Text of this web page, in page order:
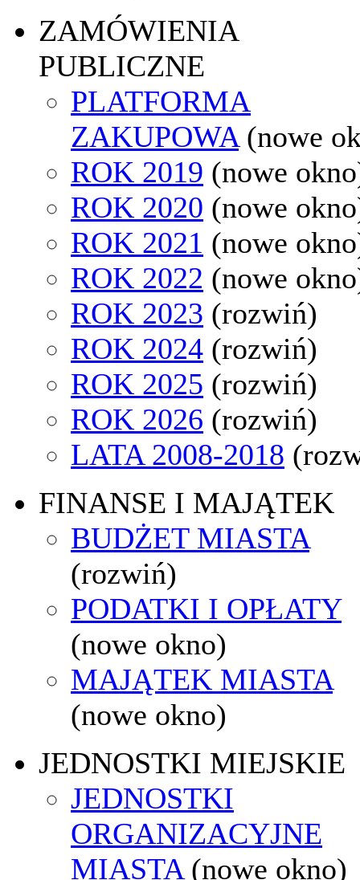
ZAMÓWIENIA
PUBLICZNE
PLATFORMA
ZAKUPOWA (nowe
ROK 2019 (nowe
ROK 2020 (nowe
ROK 2021 (nowe
ROK 2022 (nowe
ROK 2023 (rozwiń)
ROK 2024 (rozwiń)
ROK 2025 (rozwiń)
ROK 2026 (rozwiń)
LATA 2008-2018
FINANSE I MAJĄTEK
BUDŻET MIASTA
(rozwiń)
PODATKI I OPŁATY
(nowe okno)
MAJĄTEK MIASTA
(nowe okno)
JEDNOSTKI MIEJSKIE
JEDNOSTKI
ORGANIZACYJNE
MIASTA (nowe okno)